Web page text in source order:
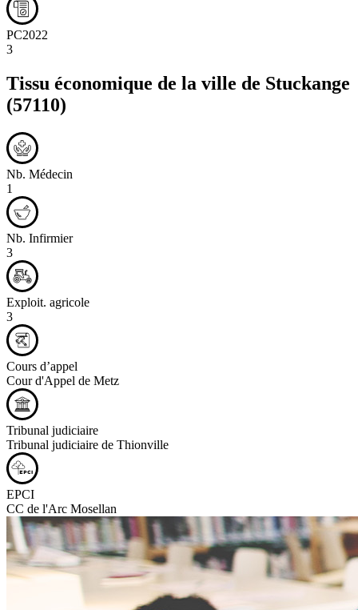
PC2022
3
Tissu économique de la ville de Stuckange
(57110)
Nb. Médecin
1
Nb. Infirmier
3
Exploit. agricole
3
Cours d’appel
Cour d'Appel de Metz
Tribunal judiciaire
Tribunal judiciaire de Thionville
EPCI
CC de l'Arc Mosellan